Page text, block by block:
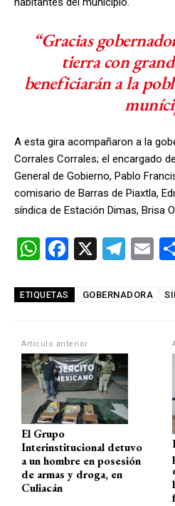
“Gracias
tierra con
beneficiarán a la
A esta gira acompañaron a la
Corrales Corrales; el encargado
General de Gobierno, Pablo
comisario de Barras de Piaxtla,
síndica de Estación Dimas, Brisa
W
at
A
p
p
F
ce
o
o
k
X
T
e
m
E
ail
ETIQUETAS GOBERNADORA
Artículo anterior
El Grupo
Interinstitucional detuvo
a un hombre en posesión
de armas y droga, en
Culiacán